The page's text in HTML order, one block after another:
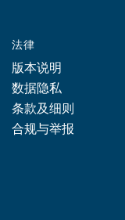
法律
版本说明
数据隐私
条款及细则
合规与举报